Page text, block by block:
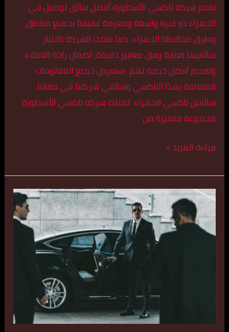
تقدم شركة تاكسي الأسطورة أفضل سائق توصيل في
الجهراء ذو خبرة واسعة ومعرفة عميقة بجميع مناطق
وطرق محافظة الجهراء. كما قامت الشركة باختيار
سائقيها بعناية وفق معايير دقيقة، لضمان راحة العملاء
وتقديم أفضل خدمة لهم. سنعرض جميع المعلومات
المتعلقة بهذا التاكسي وسائقي شركتنا في مقالنا.
سائقين تاكسي الجهراء تمتلك شركة تاكسي الأسطورة
مجموعة متميزة من
قراءة المزيد »
تكس
مخصوص
في